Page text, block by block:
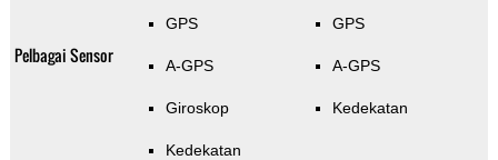
Pelbagai Sensor
GPS
A-GPS
Giroskop
Kedekatan
GPS
A-GPS
Kedekatan